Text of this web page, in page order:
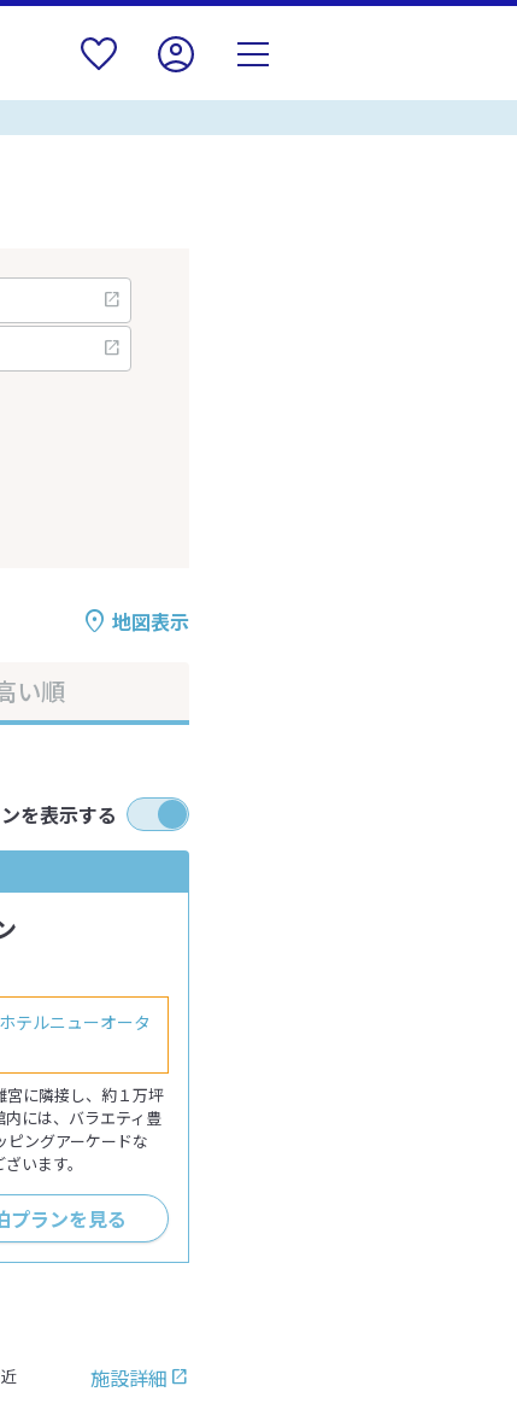
地図表示
い順
を表示する
ホテルニューオータ
に隣接し、約１万坪
には、バラエティ豊
ピングアーケードな
います。
プランを見る
施設詳細